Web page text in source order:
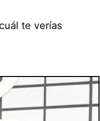
te verías